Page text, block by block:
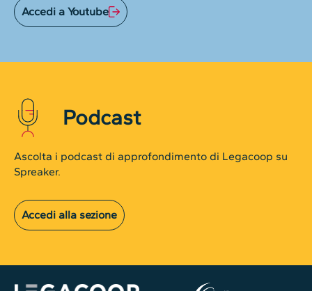
Accedi a Youtube
Podcast
Ascolta i podcast di approfondimento di Legacoop su
Spreaker.
Accedi alla sezione